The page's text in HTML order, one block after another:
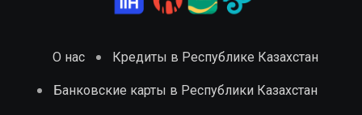
О нас Кредиты в Республике Казахстан
Банковские карты в Республики Казахстан